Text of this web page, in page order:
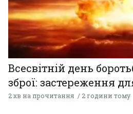
Всесвітній день
зброї: застереження
2 хв на прочитання 2 години тому